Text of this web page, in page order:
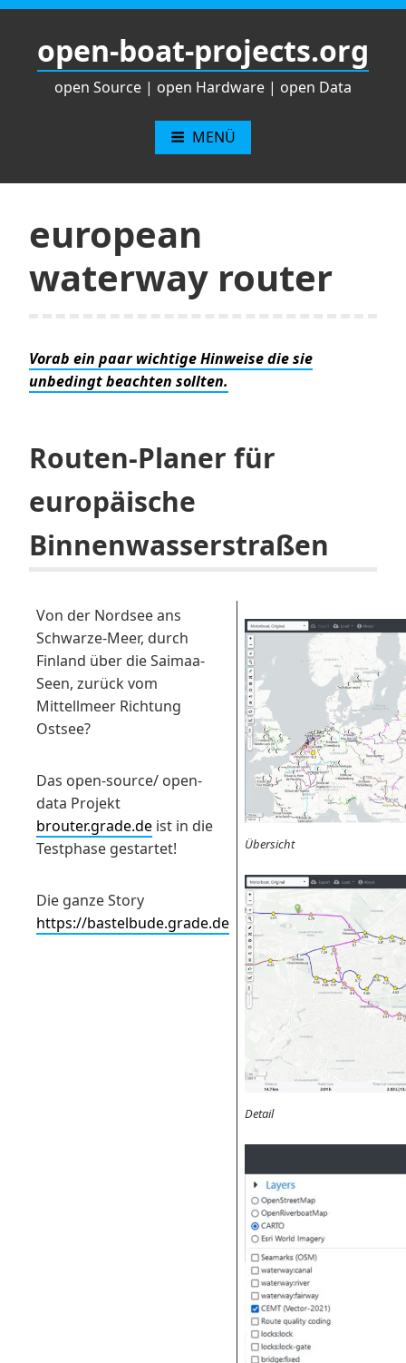
Zum
springenopen-boat-projects.org
open Source | open Hardware | open Data
MENÜ
european
waterway router
Vorab ein paar wichtige Hinweise die sie
unbedingt beachten sollten.
Routen-Planer für
europäische
Binnenwasserstraßen
Von der Nordsee ans
Schwarze-Meer, durch
Finland über die Saimaa-
Seen, zurück vom
Mittellmeer Richtung
Ostsee?
Das open-source/ open-
data Projekt
brouter.grade.de ist in die
Testphase gestartet!
Die ganze Story
https://bastelbude.grade.de
Übersicht
Detail